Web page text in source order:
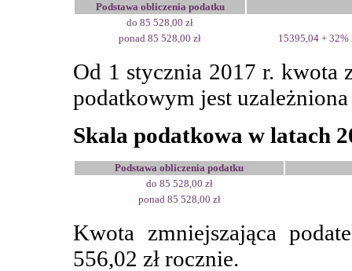
Podstawa obliczenia podatku
do 85 528,00 zł
ponad 85 528,00 zł
15395,04 +
Od 1 stycznia 2017 r. kwota
podatkowym jest
Skala podatkowa w latach
Podstawa obliczenia podatku
do 85 528,00 zł
ponad 85 528,00 zł
Kwota zmniejszająca
556,02 zł rocznie.